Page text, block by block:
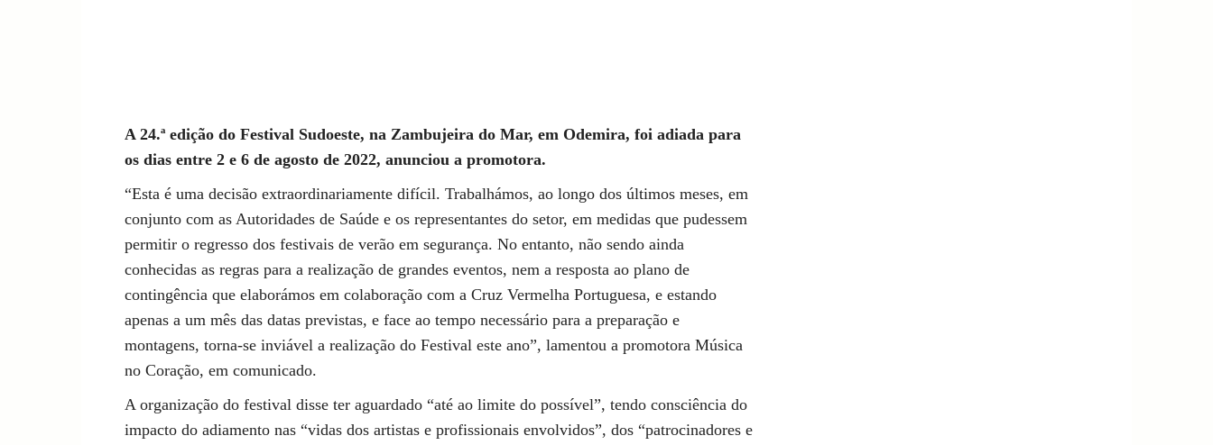
A 24.ª edição do Festival Sudoeste, na Zambujeira do Mar, em Odemira, foi adiada para
os dias entre 2 e 6 de agosto de 2022, anunciou a promotora.
“Esta é uma decisão extraordinariamente difícil. Trabalhámos, ao longo dos últimos meses, em
conjunto com as Autoridades de Saúde e os representantes do setor, em medidas que pudessem
permitir o regresso dos festivais de verão em segurança. No entanto, não sendo ainda
conhecidas as regras para a realização de grandes eventos, nem a resposta ao plano de
contingência que elaborámos em colaboração com a Cruz Vermelha Portuguesa, e estando
apenas a um mês das datas previstas, e face ao tempo necessário para a preparação e
montagens, torna-se inviável a realização do Festival este ano”, lamentou a promotora Música
no Coração, em comunicado.
A organização do festival disse ter aguardado “até ao limite do possível”, tendo consciência do
impacto do adiamento nas “vidas dos artistas e profissionais envolvidos”, dos “patrocinadores e